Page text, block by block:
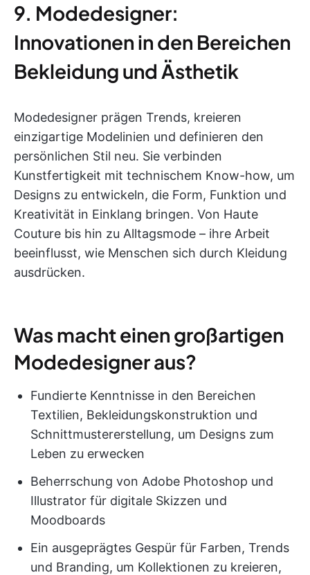
9. Modedesigner:
Innovationen in den Bereichen
Bekleidung und Ästhetik
Modedesigner prägen Trends, kreieren
einzigartige Modelinien und definieren den
persönlichen Stil neu. Sie verbinden
Kunstfertigkeit mit technischem Know-how, um
Designs zu entwickeln, die Form, Funktion und
Kreativität in Einklang bringen. Von Haute
Couture bis hin zu Alltagsmode – ihre Arbeit
beeinflusst, wie Menschen sich durch Kleidung
ausdrücken.
Was macht einen großartigen
Modedesigner aus?
Fundierte Kenntnisse in den Bereichen
Textilien, Bekleidungskonstruktion und
Schnittmustererstellung, um Designs zum
Leben zu erwecken
Beherrschung von Adobe Photoshop und
Illustrator für digitale Skizzen und
Moodboards
Ein ausgeprägtes Gespür für Farben, Trends
und Branding, um Kollektionen zu kreieren,